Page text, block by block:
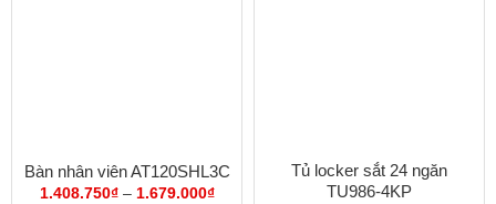
Bàn nhân viên AT120SHL3C
1.408.750₫ – 1.679.000₫Khoảng
Tủ locker sắt 24 ngăn
TU986-4KP